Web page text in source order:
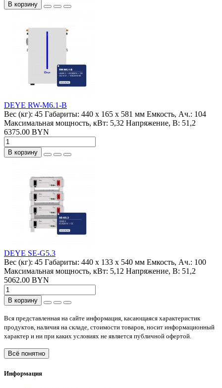
В корзину
DEYE RW-M6.1-B
Вес (кг): 45 Габариты: 440 x 165 x 581 мм Емкость, Ач.: 104
Максимальная мощность, кВт: 5,32 Напряжение, В: 51,2
6375.00 BYN
В корзину
DEYE SE-G5.3
Вес (кг): 45 Габариты: 440 x 133 x 540 мм Емкость, Ач.: 100
Максимальная мощность, кВт: 5,12 Напряжение, В: 51,2
5062.00 BYN
В корзину
Вся представленная на сайте информация, касающаяся характеристик
продуктов, наличия на складе, стоимости товаров, носит информационный
характер и ни при каких условиях не является публичной офертой.
Всё понятно
Информация